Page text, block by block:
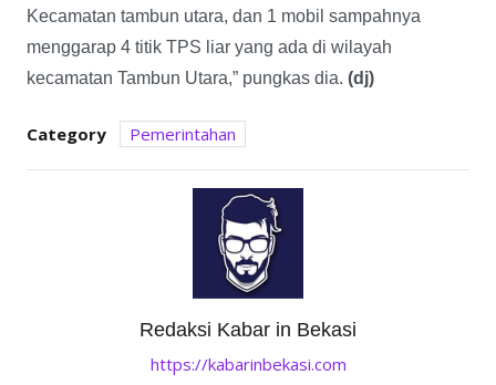
Kecamatan tambun utara, dan 1 mobil sampahnya
menggarap 4 titik TPS liar yang ada di wilayah
kecamatan Tambun Utara,” pungkas dia. (dj)
Category Pemerintahan
Redaksi Kabar in Bekasi
https://kabarinbekasi.com